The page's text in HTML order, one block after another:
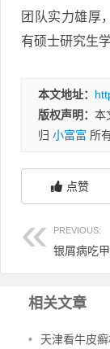
团队实力雄厚
有硕士研究生
本文地址：
版权声明： 本
归 小富富 所
点赞
PREVIOUS:
相关文章
• 天津看牛皮